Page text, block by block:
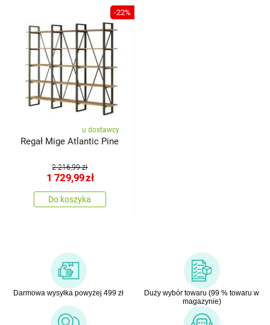
-22%
u dostawcy
Regał Mige Atlantic Pine
2 216,99 zł
1 729,99zł
Do koszyka
Darmowa wysyłka powyżej 499 zł
Duży wybór towaru (99 % towaru w
magazynie)